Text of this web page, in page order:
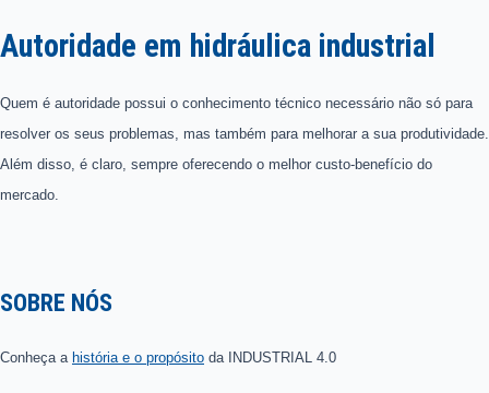
Autoridade em hidráulica industrial
Quem é autoridade possui o conhecimento técnico necessário não só para
resolver os seus problemas, mas também para melhorar a sua produtividade.
Além disso, é claro, sempre oferecendo o melhor custo-benefício do
mercado.
SOBRE NÓS
Conheça a história e o propósito da INDUSTRIAL 4.0